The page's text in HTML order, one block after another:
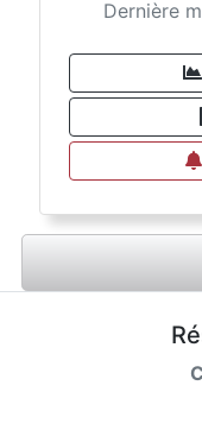
Dernière